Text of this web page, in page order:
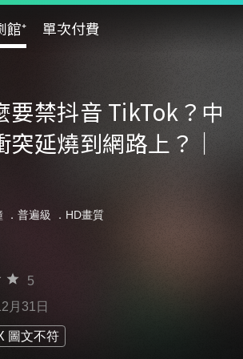
館⁺ 單次付費
要禁抖音 TikTok？中
延燒到網路上？｜
普遍級 ．HD畫質
5
月31日
圖文不符